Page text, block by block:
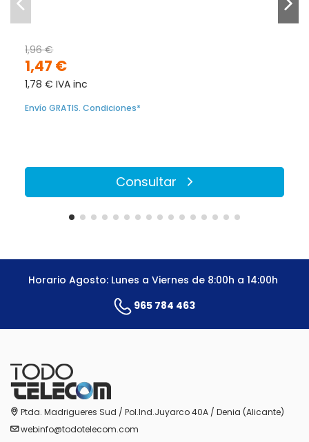
1,47 €
1,96 €
1,78 € IVA inc
Envío GRATIS. Condiciones*
Consultar
Horario Agosto: Lunes a Viernes de 8:00h a 14:00h
965 784 463
Ptda. Madrigueres Sud / Pol.Ind.Juyarco 40A / Denia (Alicante)
webinfo@todotelecom.com